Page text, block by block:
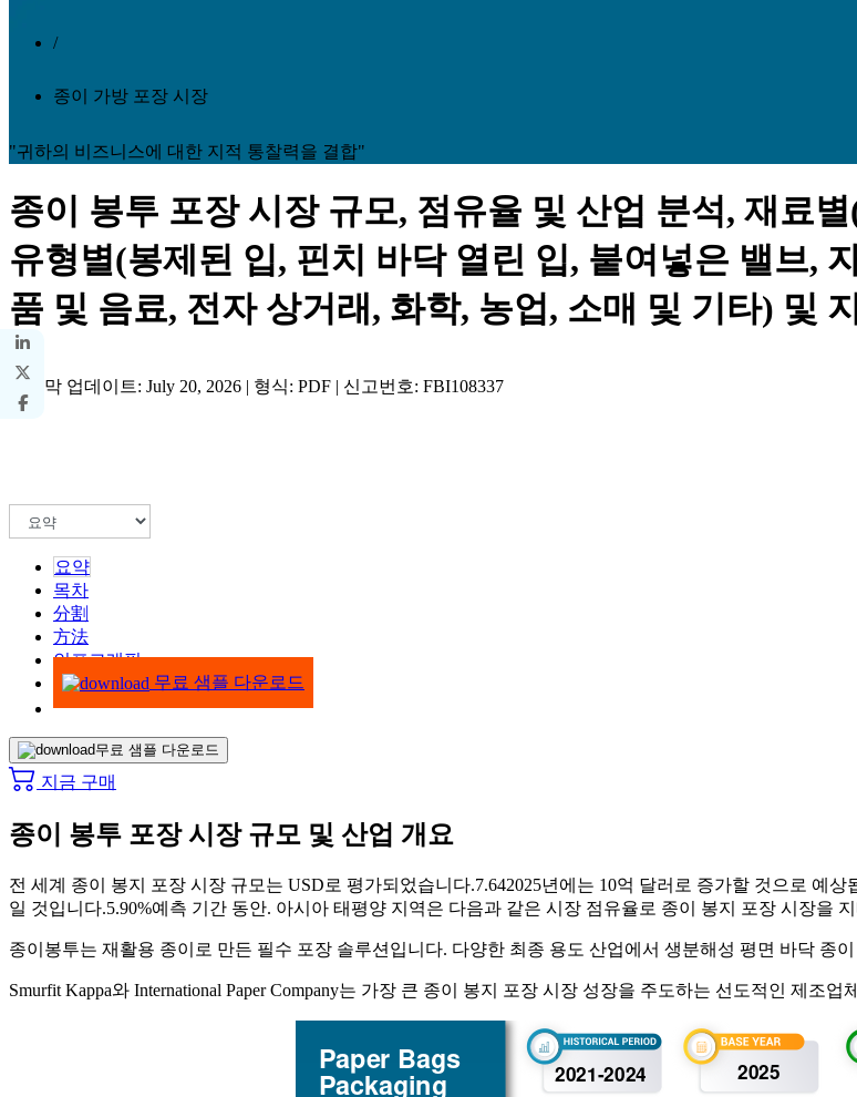
/
종이 가방 포장 시장
"귀하의 비즈니스에 대한 지적 통찰력을 결합"
종이 봉투 포장 시장 규모, 점유율 및 산업 분석, 재료
유형별(봉제된 입, 핀치 바닥 열린 입, 붙여넣은 밸브,
품 및 음료, 전자 상거래, 화학, 농업, 소매 및 기타) 및
마지막 업데이트: July 20, 2026 | 형식: PDF | 신고번호: FBI108337
요약
목차
分割
方法
인포그래픽
무료 샘플 다운로드
무료 샘플 다운로드
지금 구매
종이 봉투 포장 시장 규모 및 산업 개요
전 세계 종이 봉지 포장 시장 규모는 USD로 평가되었습니다.7.642025년에는 10억 달러로 증가할 것으로 예상
일 것입니다.5.90%예측 기간 동안. 아시아 태평양 지역은 다음과 같은 시장 점유율로 종이 봉지 포장 시장을
종이봉투는 재활용 종이로 만든 필수 포장 솔루션입니다. 다양한 최종 용도 산업에서 생분해성 평면 바닥 종
Smurfit Kappa와 International Paper Company는 가장 큰 종이 봉지 포장 시장 성장을 주도하는 선도적인 제조업